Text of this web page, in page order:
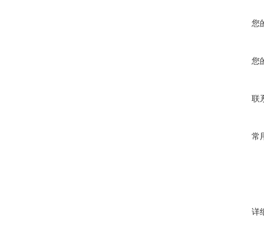
您
您
联
常
详